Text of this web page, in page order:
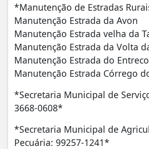
*Manutenção de Estradas
Manutenção Estrada da Avon
⁠Manutenção Estrada velha da
Manutenção Estrada da Volta
Manutenção Estrada do
Manutenção Estrada Córrego
*Secretaria Municipal de
3668-0608*
*Secretaria Municipal de
Pecuária: 99257-1241*